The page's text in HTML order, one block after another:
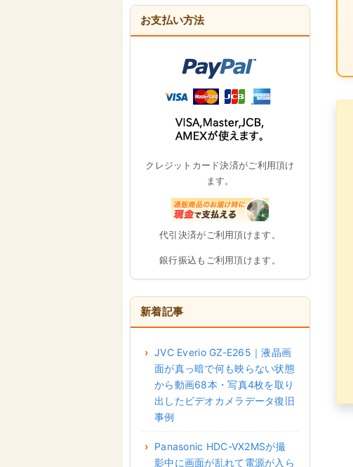
お支払い方法
クレジットカード決済がご利用頂け
ます。
代引決済がご利用頂けます。
銀行振込もご利用頂けます。
新着記事
JVC Everio GZ-E265｜液晶画
面が真っ暗で何も映らない状態
から動画68本・写真4枚を取り
出したビデオカメラデータ復旧
事例
Panasonic HDC-VX2MSが撮
影中に画面が乱れて電源が入ら